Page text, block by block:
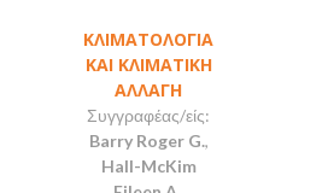
ΚΛΙΜΑΤΟΛΟΓΙΑ
ΚΑΙ ΚΛΙΜΑΤΙΚΗ
ΑΛΛΑΓΗ
Συγγραφέας/είς:
Barry Roger G.,
Hall-McKim